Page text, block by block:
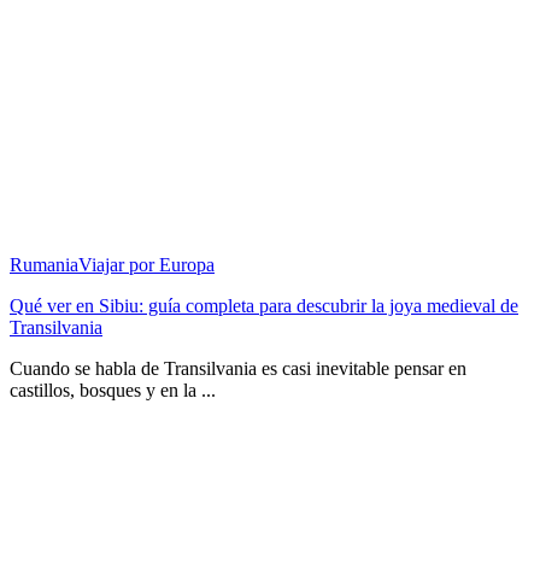
RumaniaViajar por Europa
Qué ver en Sibiu: guía completa para descubrir la joya medieval de
Transilvania
Cuando se habla de Transilvania es casi inevitable pensar en
castillos, bosques y en la ...